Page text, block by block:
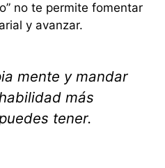
no te permite fomentar
y avanzar.
mente y mandar
más
tener.